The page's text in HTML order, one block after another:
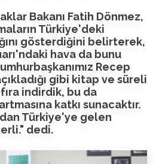
Bakanı Fatih Dönmez,
Türkiye'deki
gösterdiğini belirterek,
hava da bunu
Recep
gibi kitap ve süreli
indirdik, bu da
katkı sunacaktır.
Türkiye'ye gelen
dedi.